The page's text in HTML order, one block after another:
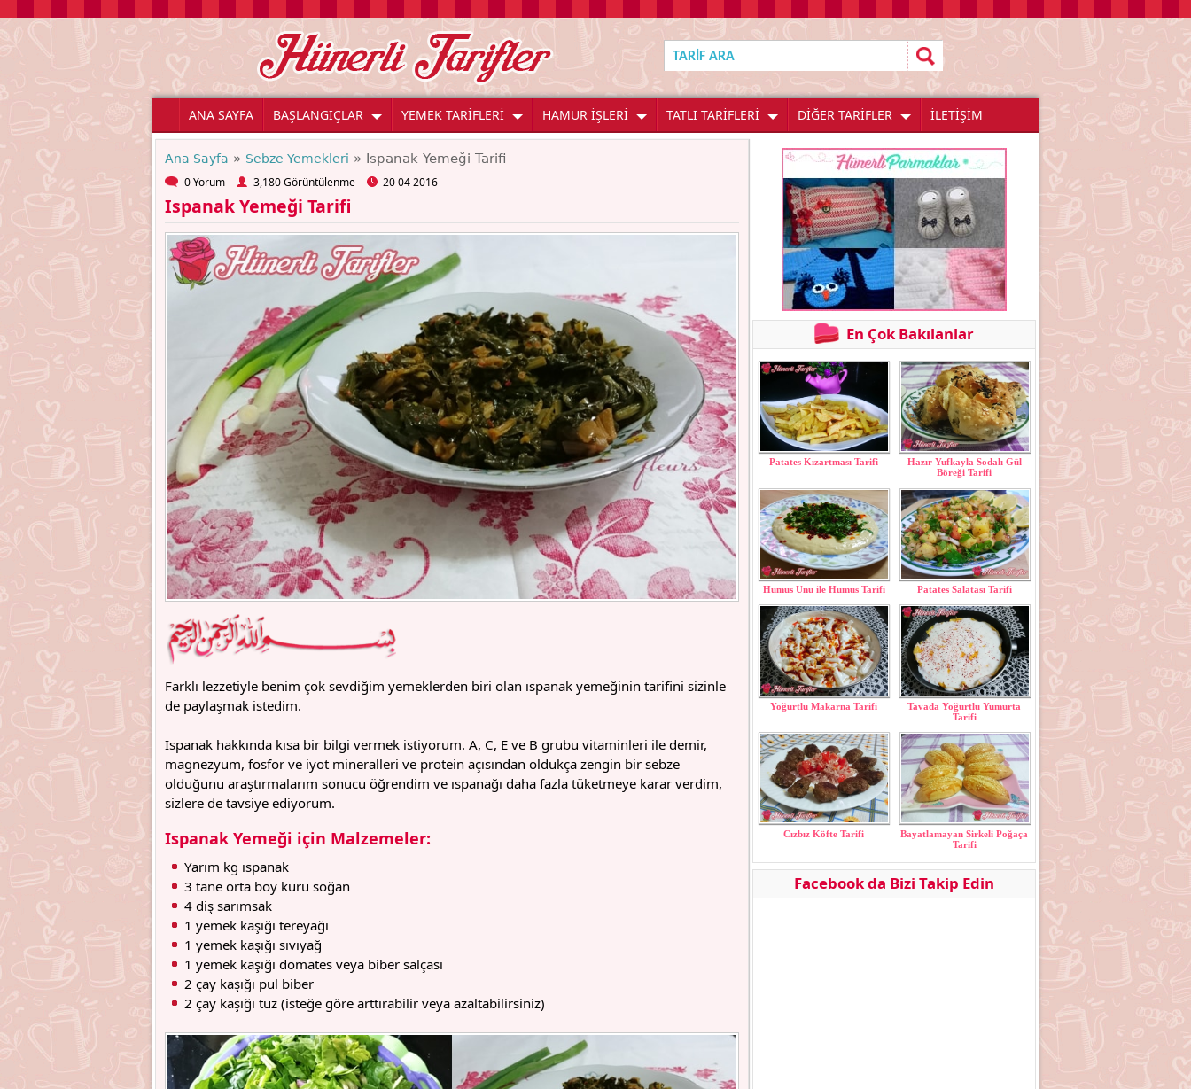
ANA SAYFA BAŞLANGIÇLAR YEMEK TARİFLERİ HAMUR İŞLERİ TATLI TARİFLERİ DİĞER TARİFLER İLETİŞİM
Ana Sayfa » Sebze Yemekleri » Ispanak Yemeği Tarifi
0 Yorum 3,180 Görüntülenme 20 04 2016
Ispanak Yemeği Tarifi
Farklı lezzetiyle benim çok sevdiğim yemeklerden biri olan ıspanak yemeğinin tarifini sizinle
de paylaşmak istedim.
Ispanak hakkında kısa bir bilgi vermek istiyorum. A, C, E ve B grubu vitaminleri ile demir,
magnezyum, fosfor ve iyot mineralleri ve protein açısından oldukça zengin bir sebze
olduğunu araştırmalarım sonucu öğrendim ve ıspanağı daha fazla tüketmeye karar verdim,
sizlere de tavsiye ediyorum.
Ispanak Yemeği için Malzemeler:
Yarım kg ıspanak
3 tane orta boy kuru soğan
4 diş sarımsak
1 yemek kaşığı tereyağı
1 yemek kaşığı sıvıyağ
1 yemek kaşığı domates veya biber salçası
2 çay kaşığı pul biber
2 çay kaşığı tuz (isteğe göre arttırabilir veya azaltabilirsiniz)
En Çok Bakılanlar
Patates Kızartması Tarifi
Hazır Yufkayla Sodalı Gül
Böreği Tarifi
Humus Unu ile Humus Tarifi Patates Salatası Tarifi
Yoğurtlu Makarna Tarifi
Tavada Yoğurtlu Yumurta
Tarifi
Cızbız Köfte Tarifi
Bayatlamayan Sirkeli Poğaça
Tarifi
Facebook da Bizi Takip Edin